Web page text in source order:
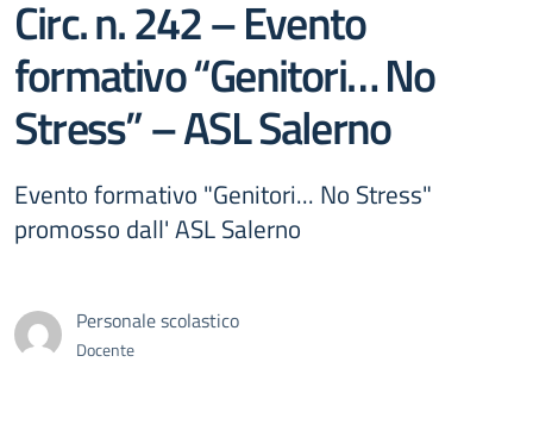
Circ. n. 242 – Evento
formativo “Genitori… No
Stress” – ASL Salerno
Evento formativo "Genitori... No Stress"
promosso dall' ASL Salerno
Personale scolastico
Docente